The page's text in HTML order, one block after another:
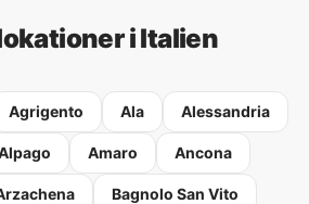
i Italien
Agrigento Ala Alessandria
Amaro Ancona
Bagnolo San Vito